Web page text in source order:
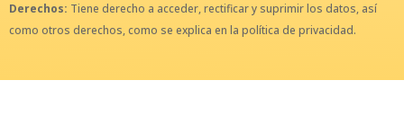
Derechos: Tiene derecho a acceder, rectificar y suprimir los datos, así
como otros derechos, como se explica en la política de privacidad.